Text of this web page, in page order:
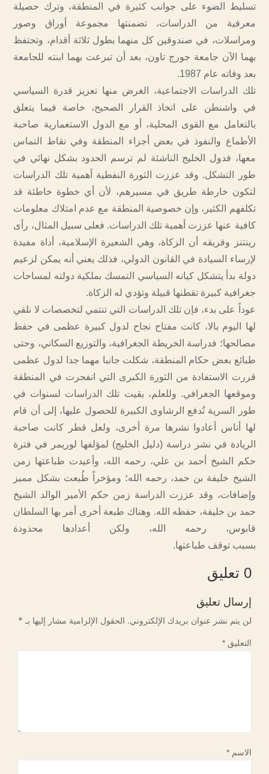
تسليط الضوء على جوانب كثيرة في المنطقة، وترك حصيلة
معرفية من الدراسات، تضمنتها مجموعة أوراق وصور
ومراسلات، في صندوقين كل منهما بطول ثلاثة أقدام، وتحتفظ
بهما الآن جامعة جورج تاون، بعد أن تبرعت بهما ابنته للجامعة
بعد وفاته عام 1987.
تلك الدراسات الاجتماعية، الغرض منها تعزيز قدرة السياسي
في واشنطن على اتخاذ القرار الصحيح، خاصة فيما يتعلق
بالتعامل مع القوى المحلية، أو مع الدول الاستعمارية صاحبة
الأطماع والنفوذ في بعض أجزاء المنطقة وفي نقاط التماس
معها، فدول الخليج الناشئة لم ترسم الحدود بشكل نهائي في
طور التشكل. وقد عززت الثورة النفطية أهمية تلك الدراسات
لتكون خارطة طريق في مسيرهم، لأن أي خطوة خاطئة قد
تكلفهم الكثير، وإن خصوصية المنطقة مع عدم امتلاك معلومات
كافية عنها عززت أهمية تلك الدراسات. فعلى سبيل المثال، رأى
رينتنز وفريقه أن الزكاة، وهي الشعيرة الإسلامية، أداة مفيدة
لإرساء السيادة في القانون الدولي، فذلك يعني أنه يمكن لزعيم
دولة بدأ يتشكل كيانه السياسي التمسك بملكية دولته لمساحات
جغرافية كبيرة تقطنها قبيلة وتؤدي له الزكاة.
عوداً على بدء، فإن تلك الدراسات التي تنتمي لتخصصات لا نلقي
لها اليوم بالا، كانت مفتاح نجاح لدول كبيرة عظمى في حفظ
مصالحها؛ فدراسة الخريطة الجغرافية، والتوزيع السكاني، وحتى
طبائع بعض حكام المنطقة، شكلت جانبا مهما جدا لدول عظمى
قررت الاستفادة من الثورة الكبرى التي انفجرت في المنطقة
وموقعها الجغرافي. وللعلم، بقيت تلك الدراسات لسنوات في
طور السرية تُدفع الرشاوى الكبيرة للحصول عليها، إلى أن قام
لها أناس أعادوا نشرها مرة أخرى، ولعل قطر كانت صاحبة
الريادة في نشر دراسة (دليل الخليج) لمؤلفها لوريمر في فترة
حكم الشيخ أحمد بن علي، رحمه الله، وأعيدت طباعتها زمن
الشيخ خليفة بن حمد، رحمه الله؛ ومؤخراً طُبعت بشكل مميز
وإضافات، وقد عززت الدراسة زمن حكم الأمير الوالد الشيخ
حمد بن خليفة، حفظه الله. وهناك طبعة أخرى أمر بها السلطان
قابوس، رحمه الله، ولكن أعدادها محدودة
بسبب توقف طباعتها.
0 تعليق
إرسال تعليق
لن يتم نشر عنوان بريدك الإلكتروني. الحقول الإلزامية مشار إليها بـ *
التعليق*
الاسم*